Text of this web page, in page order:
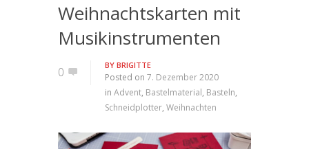
Weihnachtskarten mit
Musikinstrumenten
0 BY BRIGITTE
Posted on 7. Dezember 2020
in Advent, Bastelmaterial, Basteln,
Schneidplotter, Weihnachten